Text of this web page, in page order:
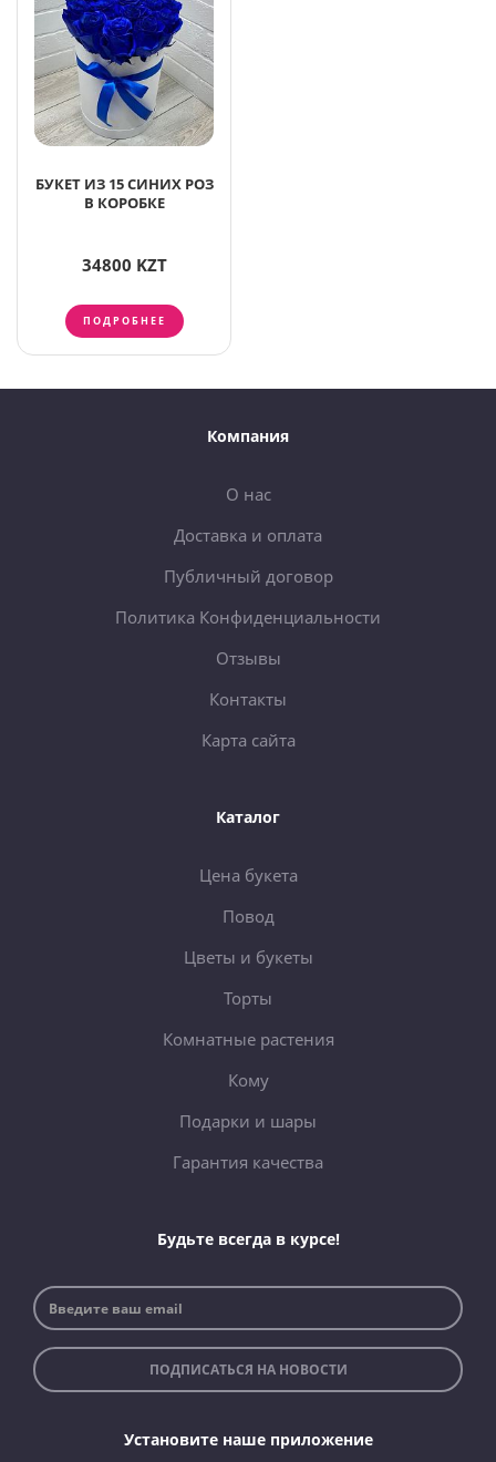
БУКЕТ ИЗ 15 СИНИХ РОЗ
В КОРОБКЕ
34800 KZT
ПОДРОБНЕЕ
Компания
О нас
Доставка и оплата
Публичный договор
Политика Конфиденциальности
Отзывы
Контакты
Карта сайта
Каталог
Цена букета
Повод
Цветы и букеты
Торты
Комнатные растения
Кому
Подарки и шары
Гарантия качества
Будьте всегда в курсе!
ПОДПИСАТЬСЯ НА НОВОСТИ
Установите наше приложение